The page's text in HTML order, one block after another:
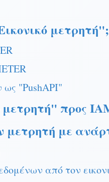
μετρητή";
ως "PushAPI"
μετρητή" προς
με
από τον